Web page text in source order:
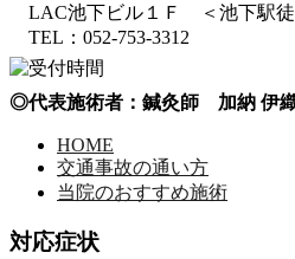
LAC池下ビル１Ｆ ＜池下駅徒
TEL：052-753-3312
◎代表施術者：鍼灸師 加納 伊
HOME
交通事故の通い方
当院のおすすめ施術
対応症状